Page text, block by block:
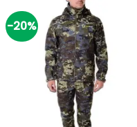
-20%